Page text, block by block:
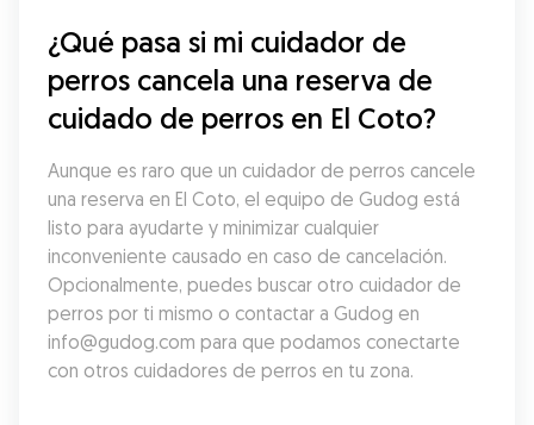
¿Qué pasa si mi cuidador de
perros cancela una reserva de
cuidado de perros en El Coto?
Aunque es raro que un cuidador de perros cancele
una reserva en El Coto, el equipo de Gudog está
listo para ayudarte y minimizar cualquier
inconveniente causado en caso de cancelación.
Opcionalmente, puedes buscar otro cuidador de
perros por ti mismo o contactar a Gudog en
info@gudog.com para que podamos conectarte
con otros cuidadores de perros en tu zona.